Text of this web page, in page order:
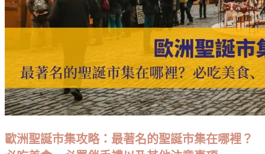
家
人
美
物
價
好,
價
歐洲聖誕市集攻略：最著名的聖誕市集在哪裡？